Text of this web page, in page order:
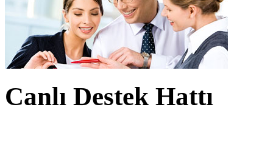
Canlı Destek Hattı